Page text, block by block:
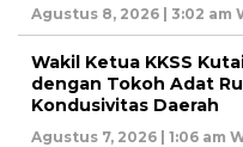
Agustus 8, 2026 | 3:02 am
Wakil Ketua KKSS
dengan Tokoh Adat
Kondusivitas Daerah
Agustus 7, 2026 | 1:06 am